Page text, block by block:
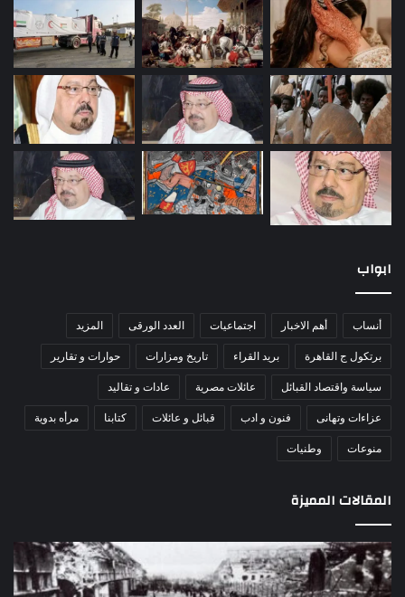
ابواب
أنساب أهم الاخبار اجتماعيات العدد الورقى المزيد
برتكول ج القاهرة بريد القراء تاريخ ومزارات حوارات و تقارير
سياسة واقتصاد القبائل عائلات مصرية عادات و تقاليد
عزاءات وتهانى فنون و ادب قبائل و عائلات كتابنا مرأه بدوية
منوعات وطنيات
المقالات المميزة
مذبحة
اللد..
القصة